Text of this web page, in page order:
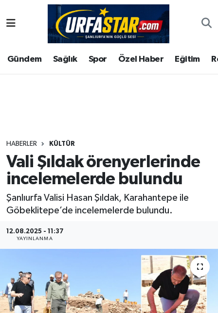
Gündem Sağlık Spor Özel Haber Eğitim
HABERLER KÜLTÜR
Vali Şıldak örenyerlerinde
incelemelerde bulundu
Şanlıurfa Valisi Hasan Şıldak, Karahantepe ile
Göbeklitepe’de incelemelerde bulundu.
12.08.2025 - 11:37
YAYINLANMA
ASAYİS
ÇEVRE
Gündem
Kültür
Magazin
Şanlıurfa Nöbetçi Eczaneler
Şanlıurfa Hava Durumu
Tüm Manşetler
Son Dakika Haberleri
Haber Arşivi